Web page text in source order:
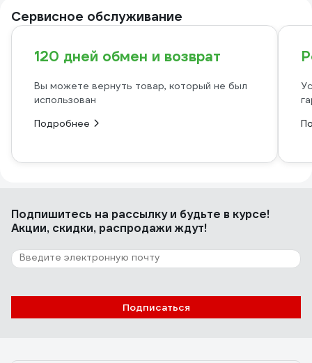
Сервисное обслуживание
120 дней обмен и возврат
Вы можете вернуть товар, который не был
использован
Подробнее
Подпишитесь на рассылкуи будьте в курсе!
Акции, скидки, распродажи ждут!
Подписаться